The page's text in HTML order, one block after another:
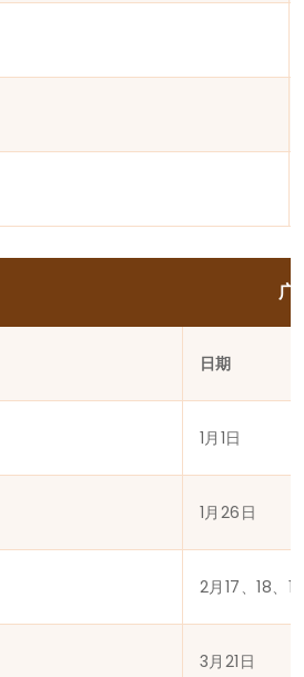
广
日期
1月1日
1月26日
2月17、18、
3月21日